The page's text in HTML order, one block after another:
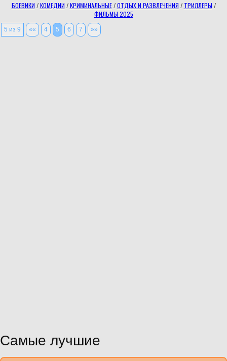
БОЕВИКИ /КОМЕДИИ /КРИМИНАЛЬНЫЕ/ОТДЫХ И РАЗВЛЕЧЕНИЯ / ТРИЛЛЕРЫ /
ФИЛЬМЫ 2025
5 из 9 «« 4 5 6 7 »»
Самые лучшие